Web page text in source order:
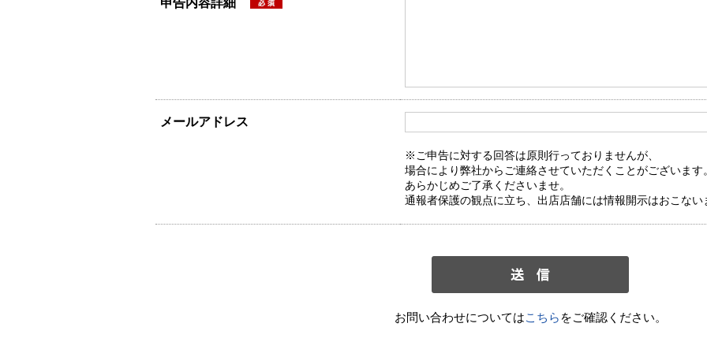
申告内容詳細
メールアドレス
※ご申告に対する回答は原則行っておりませんが、
場合により弊社からご連絡させていただくことがございます。
あらかじめご了承くださいませ。
通報者保護の観点に立ち、出店店舗には情報開示はおこない
お問い合わせについてはこちら をご確認ください。